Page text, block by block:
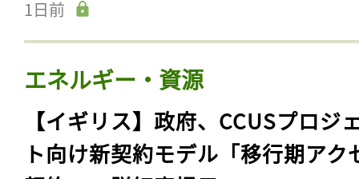
1日前
エネルギー・資源
【イギリス】政府、CCUSプロジ
ト向け新契約モデル「移行期アク